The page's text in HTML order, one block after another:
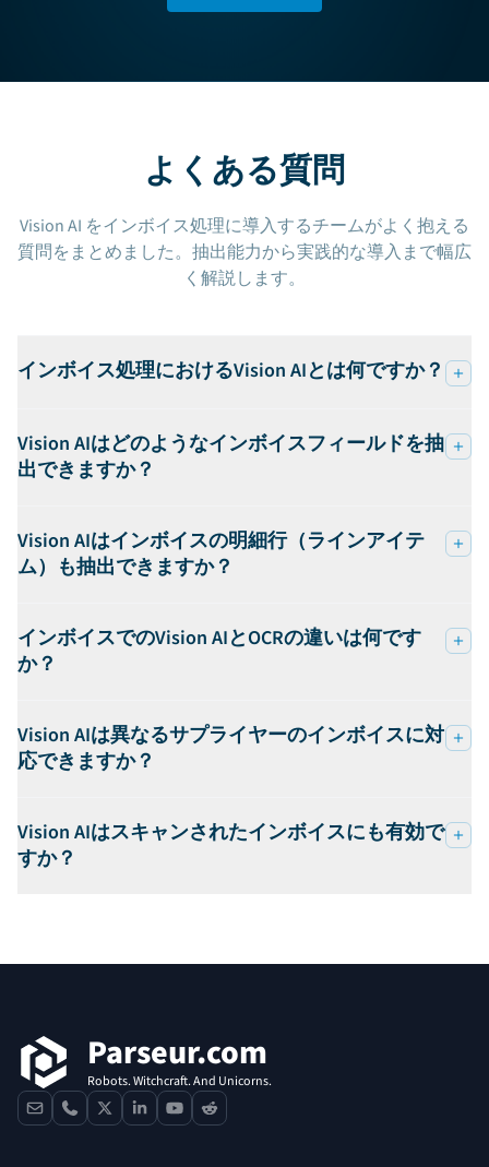
よくある質問
Vision AI をインボイス処理に導入するチームがよく抱える
質問をまとめました。抽出能力から実践的な導入まで幅広
く解説します。
インボイス処理におけるVision AIとは何ですか？
Vision AIはどのようなインボイスフィールドを抽
出できますか？
Vision AIはインボイスの明細行（ラインアイテ
ム）も抽出できますか？
インボイスでのVision AIとOCRの違いは何です
か？
Vision AIは異なるサプライヤーのインボイスに対
応できますか？
Vision AIはスキャンされたインボイスにも有効で
すか？
Parseur.com
Robots. Witchcraft. And Unicorns.
contactphone
x linkedinyoutube
reddit